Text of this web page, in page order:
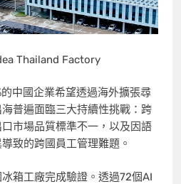
Thailand Factory
中國企業希望透過海外擴張尋
普遍面臨三大持續性挑戰：跨
市場品質標準不一，以及因語
致的跨國員工管理難題。
箱工廠完成驗證。透過72個AI